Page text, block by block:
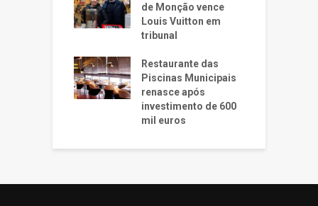
de Monção vence
Louis Vuitton em
tribunal
Restaurante das
Piscinas Municipais
renasce após
investimento de 600
mil euros